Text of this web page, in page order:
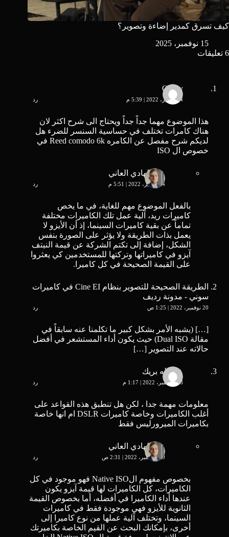
كيف تسرق كمدير إضاءة وتصوير؟
15 نوفمبر، 2025
6 تعليقات
Qusay
14 فبراير، 2022 | 5:39 م رد
هذا الموضوع مهما جداً جداً ويحتاج الى شرح اكثر لان
هناك كامرات تختلف في حساسية السنسر للضرء هل
لديكم شرح مفصل عن الكامره Reed comodo 6k في
خصوص ال ISO
عبد الهادي العاني
14 فبراير، 2022 | 5:51 م رد
بالفعل الموضوع مهم للغاية، في ما يخص
كاميرات ريد، آلية عمل تلك الكاميرات مختلفة
تماماً عن بقية كاميرات السينما، إذ أن الأيزو لا
يعمل بذات الطريقة ولا يؤثر على الصورة بنفس
الشكل، إضافة إلى تكتم الشركة عن قيمة النيتف
آيزو في كاميراتها وتركتها للمستخدمين كي يعثروا
على القيمة الصحيحة في كل كاميرا.
الطريقة الصحيحة للتصوير بنظام Cine EI في كاميرات
سوني - مدونة رديف
20 نوفمبر، 2022 | 1:25 ص رد
[…] (يشبه الأمر بشكل كبير ما تكلمنا عنه سابقاً في
مقالة Dual ISO) حيث يكون أداء المستشعر في أفضل
حالاته عند التصوير […]
عبدالله بريك
18 ديسمبر، 2022 | 1:17 م رد
معلومات مهمة جدا ، لكن هل تنطبق هذه القواعد على
أغلب الكاميرات وخاصة كاميرات DSLR ام انها خاصة
بكاميرات الميرورليس فقط
عبد الهادي العاني
19 ديسمبر، 2022 | 2:31 ص رد
بخصوص مفهوم الNative ISO فهو موجود في كل
الكاميرات، كل الكاميرات لها قيمة آيزو يكون
عندها أداء الكاميرا في أفضله، أما بخصوص القيمة
الثانوية للأيزو فهي موجودة فقط في كاميرات
السينما، وتختلف آلية عملها من نوع كاميرا إلى
أخرى، بإمكانك البحث عن القيم الخاصة بكاميرتك